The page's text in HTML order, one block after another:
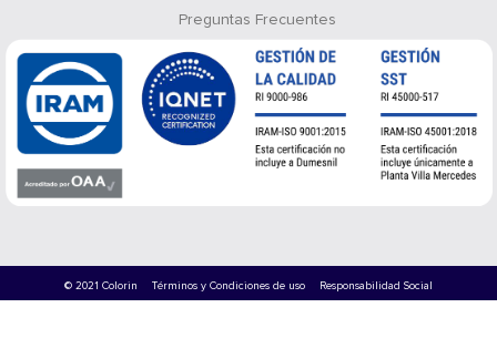
Preguntas Frecuentes
© 2021 Colorin Términos y Condiciones de uso Responsabilidad Social